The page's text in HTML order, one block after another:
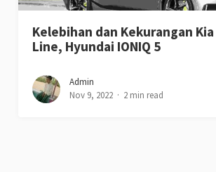
Kelebihan dan Kekurangan Kia
Line, Hyundai IONIQ 5
Admin
Nov 9, 2022
2 min read